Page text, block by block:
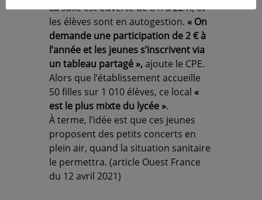
La salle est ouverte de 8 h à 22 h, et
les élèves sont en autogestion. « On
demande une participation de 2 € à
l’année et les jeunes s’inscrivent via
un tableau partagé »,ajoute le CPE.
Alors que l’établissement accueille
50 filles sur 1 010 élèves, ce local «
est le plus mixte du lycée ».
À terme, l’idée est que ces jeunes
proposent des petits concerts en
plein air, quand la situation sanitaire
le permettra. (article Ouest France
du 12 avril 2021)